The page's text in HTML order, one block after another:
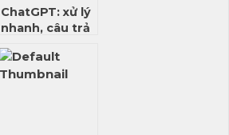
ChatGPT: xử lý
nhanh, câu trả